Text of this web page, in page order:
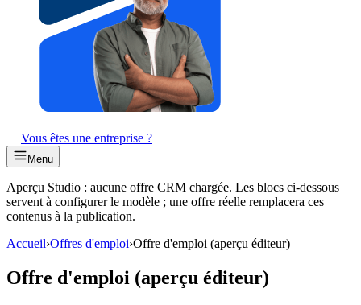
Vous êtes une entreprise ?
Menu
Aperçu Studio : aucune offre CRM chargée. Les blocs ci-dessous
servent à configurer le modèle ; une offre réelle remplacera ces
contenus à la publication.
Accueil›Offres d'emploi›Offre d'emploi (aperçu éditeur)
Offre d'emploi (aperçu éditeur)